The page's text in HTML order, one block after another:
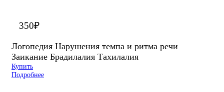
350₽
Логопедия Нарушения темпа и ритма речи
Заикание Брадилалия Тахилалия
Купить
Подробнее